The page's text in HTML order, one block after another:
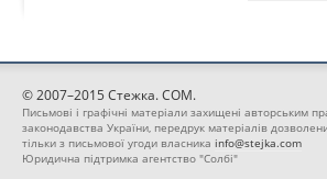
© 2007–2015 Стежка. COM.
Письмові і графічні матеріали захищені авторським
законодавства України, передрук матеріалів
тільки з письмової угоди власника info@stejka.com
Юридична підтримка агентство "Солбі"